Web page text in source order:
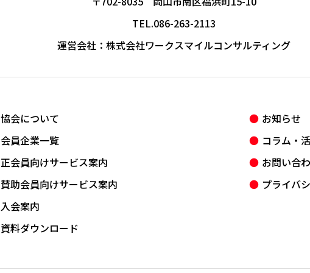
TEL.086-263-2113
運営会社： 株式会社ワークスマイルコンサルティング
協会について
会員企業一覧
正会員向けサービス案内
賛助会員向けサービス案内
入会案内
資料ダウンロード
お知らせ
コラム・
お問い合
プライバ